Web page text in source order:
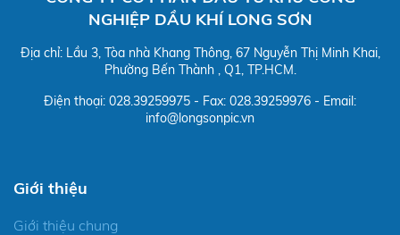
NGHIỆP DẦU KHÍ LONG SƠN
Địa chỉ: Lầu 3, Tòa nhà Khang Thông, 67 Nguyễn Thị Minh Khai,
Phường Bến Thành , Q1, TP.HCM.
Điện thoại: 028.39259975 - Fax: 028.39259976 - Email:
info@longsonpic.vn
Giới thiệu
Giới thiệu chung